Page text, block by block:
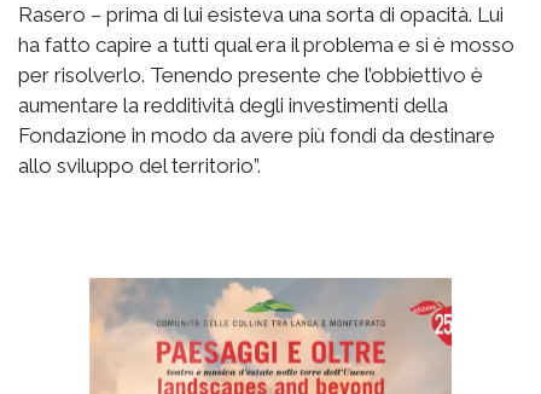
Rasero – prima di lui esisteva una sorta di opacità. Lui
ha fatto capire a tutti qual era il problema e si è mosso
per risolverlo. Tenendo presente che l’obbiettivo è
aumentare la redditività degli investimenti della
Fondazione in modo da avere più fondi da destinare
allo sviluppo del territorio”.